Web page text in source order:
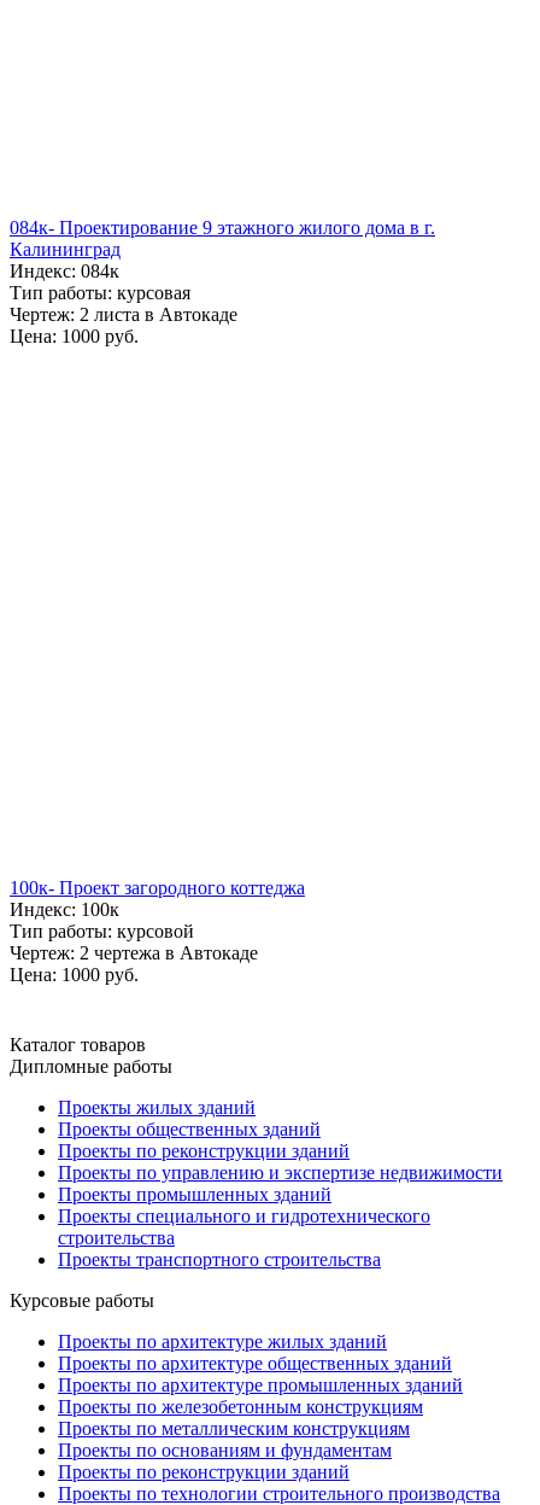
084к- Проектирование 9 этажного жилого дома в г.
Калининград
Индекс: 084к
Тип работы: курсовая
Чертеж: 2 листа в Автокаде
Цена: 1000 руб.
100к- Проект загородного коттеджа
Индекс: 100к
Тип работы: курсовой
Чертеж: 2 чертежа в Автокаде
Цена: 1000 руб.
Каталог товаров
Дипломные работы
Проекты жилых зданий
Проекты общественных зданий
Проекты по реконструкции зданий
Проекты по управлению и экспертизе недвижимости
Проекты промышленных зданий
Проекты специального и гидротехнического
строительства
Проекты транспортного строительства
Курсовые работы
Проекты по архитектуре жилых зданий
Проекты по архитектуре общественных зданий
Проекты по архитектуре промышленных зданий
Проекты по железобетонным конструкциям
Проекты по металлическим конструкциям
Проекты по основаниям и фундаментам
Проекты по реконструкции зданий
Проекты по технологии строительного производства